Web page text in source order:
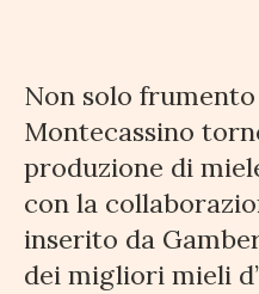
Non solo
Montecassino
produzione di
con la
inserito da
dei migliori mieli